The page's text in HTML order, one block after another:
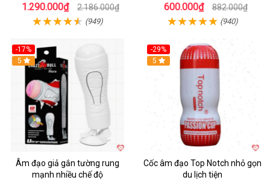
1.290.000₫ 2.186.000₫
(949)
600.000₫ 882.000₫
(940)
-17%
5
Âm đạo giả gắn tường rung
mạnh nhiều chế độ
-29%
5
Cốc âm đạo Top Notch nhỏ gọn
du lịch tiện